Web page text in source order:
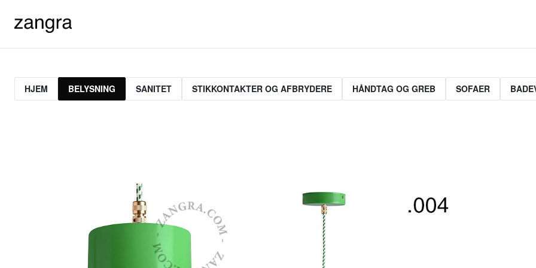
HJEM BELYSNING SANITET STIKKONTAKTER OG AFBRYDERE HÅNDTAG OG GREB SOFAER